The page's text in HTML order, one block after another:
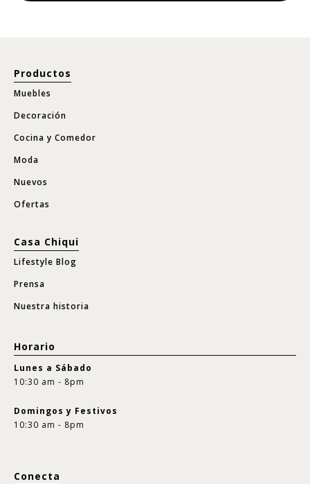
Productos
Muebles
Decoración
Cocina y Comedor
Moda
Nuevos
Ofertas
Casa Chiqui
Lifestyle Blog
Prensa
Nuestra historia
Horario
Lunes a Sábado
10:30 am - 8pm
Domingos y Festivos
10:30 am - 8pm
Conecta